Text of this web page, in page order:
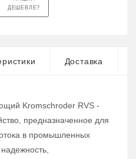
ДЕШЕВЛЕ?
Доставка
Kromschroder RVS -
предназначенное для
в промышленных